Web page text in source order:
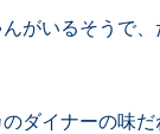
がいるそうで
ダイナーの味